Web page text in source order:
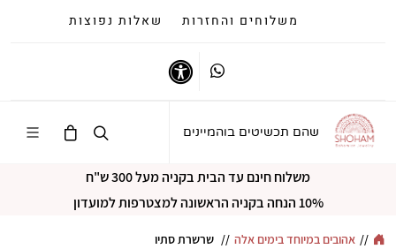
משלוחים והחזרות שאלות נפוצות
Whatsapp
שהם תכשיטים בוהמיינים
משלוח חינם עד הבית בקניה מעל 300 ש"ח
10% הנחה בקניה הראשונה למצטרפות למועדון
// אהובים במיוחד בימים אלה // שרשרת סתיו